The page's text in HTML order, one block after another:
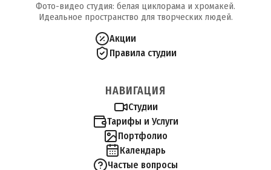
Фото-видео студия: белая циклорама и хромакей.
Идеальное пространство для творческих людей.
Акции
Правила студии
НАВИГАЦИЯ
Студии
Тарифы и Услуги
Портфолио
Календарь
Частые вопросы